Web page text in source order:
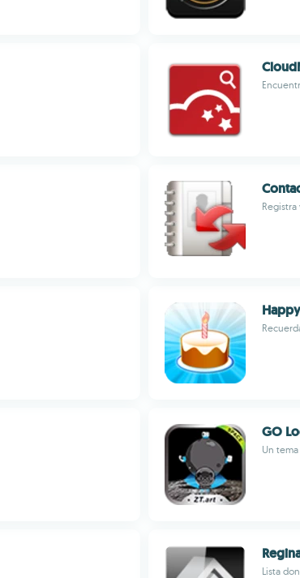
GO
Un
Lista